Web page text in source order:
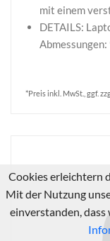
mit einem
DETAILS:
Abmessungen:
*Preis inkl. MwSt., ggf.
Cookies erleichtern
Mit der Nutzung
einverstanden,